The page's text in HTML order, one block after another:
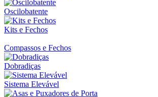
Oscilobatente
Kits e Fechos
Compassos e Fechos
Dobradiças
Sistema Elevável